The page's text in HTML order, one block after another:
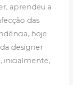
aprendeu a
das
hoje
designer
inicialmente,